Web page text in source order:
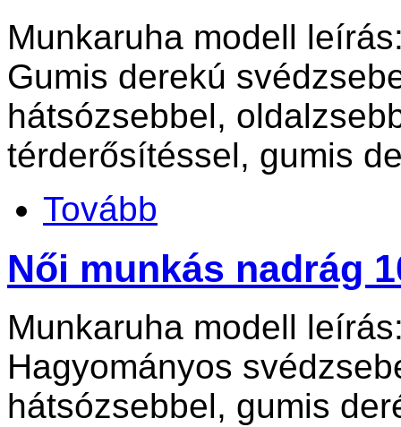
Munkaruha modell
Gumis derekú
hátsózsebbel,
térderősítéssel, gumis
Tovább
Női munkás nadrág
Munkaruha modell
Hagyományos
hátsózsebbel, gumis